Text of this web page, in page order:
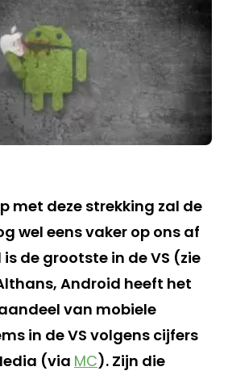
met deze strekking zal de
wel eens vaker op ons af
de grootste in de VS (zie
Android heeft het
van mobiele
in de VS volgens cijfers
(via MC). Zijn die